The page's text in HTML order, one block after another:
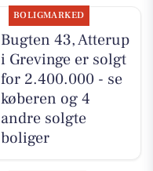
BOLIGMARKED
Bugten 43, Atterup
i Grevinge er solgt
for 2.400.000 - se
køberen og 4
andre solgte
boliger